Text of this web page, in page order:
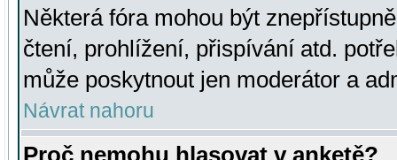
Některá fóra mohou být
čtení, prohlížení, přispívání atd.
může poskytnout jen moderátor a
Návrat nahoru
Proč nemohu hlasovat v anketě?